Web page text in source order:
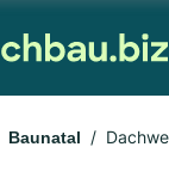
Baunatal